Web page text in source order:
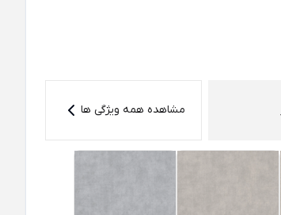
مشاهده همه ویژگی ها